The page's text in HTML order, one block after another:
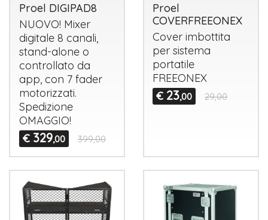
Proel DIGIPAD8
NUOVO! Mixer
digitale 8 canali,
stand-alone o
controllato da
app, con 7 fader
motorizzati.
Spedizione
OMAGGIO!
€ 329,00 399,00
Proel
COVERFREEONEX
Cover imbottita
per sistema
portatile
FREEONEX
€ 23,00 29,00